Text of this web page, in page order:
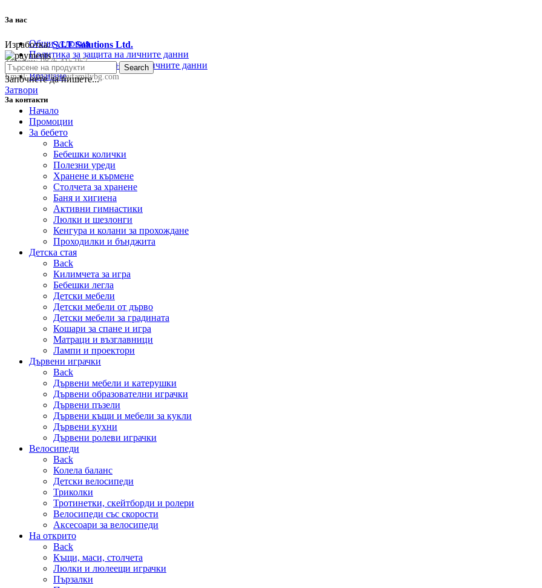
За нас
Общи условия
Политика за защита на личните данни
Политика за съхранение на личните данни
Връщане
За контакти
Телефон:0876 415 057
Email:sale@happyfamilybg.com
Изработка:S.I.T Solutions Ltd.
Search
Започнете да пишете...
Затвори
Начало
Промоции
За бебето
Back
Бебешки колички
Полезни уреди
Хранене и кърмене
Столчета за хранене
Баня и хигиена
Активни гимнастики
Люлки и шезлонги
Кенгура и колани за прохождане
Проходилки и бънджита
Детска стая
Back
Килимчета за игра
Бебешки легла
Детски мебели
Детски мебели от дърво
Детски мебели за градината
Кошари за спане и игра
Матраци и възглавници
Лампи и проектори
Дървени играчки
Back
Дървени мебели и катерушки
Дървени образователни играчки
Дървени пъзели
Дървени къщи и мебели за кукли
Дървени кухни
Дървени ролеви играчки
Велосипеди
Back
Колела баланс
Детски велосипеди
Триколки
Тротинетки, скейтборди и ролери
Велосипеди със скорости
Аксесоари за велосипеди
На открито
Back
Къщи, маси, столчета
Люлки и люлеещи играчки
Пързалки